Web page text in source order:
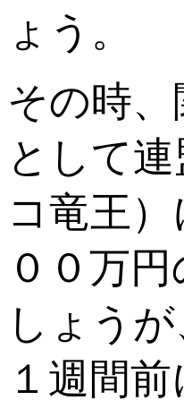
ょう。
その時
として
コ竜王
００万
しょう
１週間